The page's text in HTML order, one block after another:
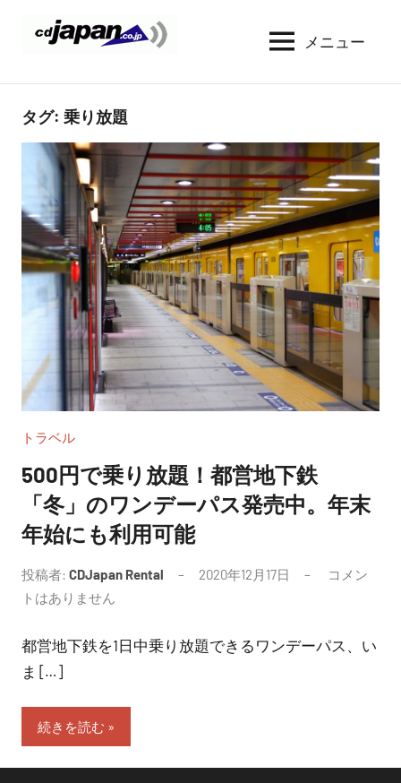
ン
CDJapan
Rental
レ
ン
タ
ル
情
報
と
考
察
メニュー
タグ: 乗り放題
トラベル
500円で乗り放題！都営地下鉄
「冬」のワンデーパス発売中。年末
年始にも利用可能
投稿者: CDJapan Rental 2020年12月17日
コメン
トはありません
都営地下鉄を1日中乗り放題できるワンデーパス、い
ま […]
続きを読む